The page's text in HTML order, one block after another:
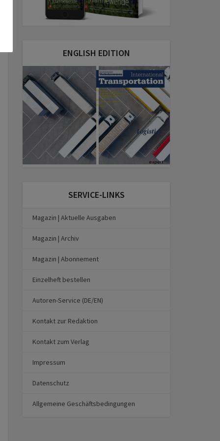
ENGLISH EDITION
SERVICE-LINKS
Magazin | Aktuelle Ausgaben
Magazin | Archiv
Magazin | Abonnement
Einzelheft bestellen
Autoren-Service (DE/EN)
Kontakt zur Redaktion
Kontakt zum Verlag
Impressum
Datenschutz
Allgemeine Geschäftsbedingungen